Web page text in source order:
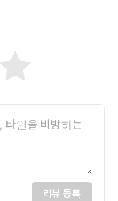
리뷰 등록